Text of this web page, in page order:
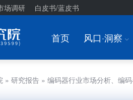
场调研 白皮书/蓝皮书
首页 风口·洞察 I
» 研究报告 » 编码器行业市场分析、编